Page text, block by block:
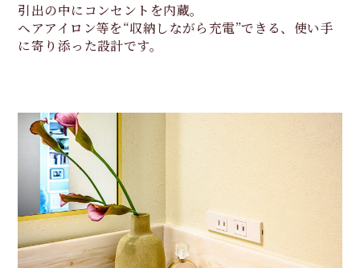
引出の中にコンセントを内蔵。
ヘアアイロン等を“収納しながら充電”できる、使い手
に寄り添った設計です。